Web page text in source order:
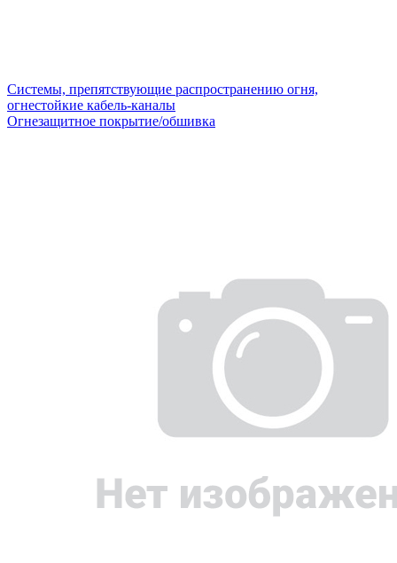
Системы, препятствующие распространению огня,
огнестойкие кабель-каналы
Огнезащитное покрытие/обшивка